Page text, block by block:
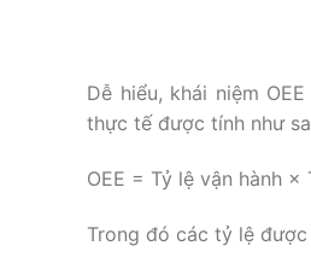
Dễ hiểu, khái niệm
thực tế được tính như
OEE = Tỷ lệ vận hành
Trong đó các tỷ lệ